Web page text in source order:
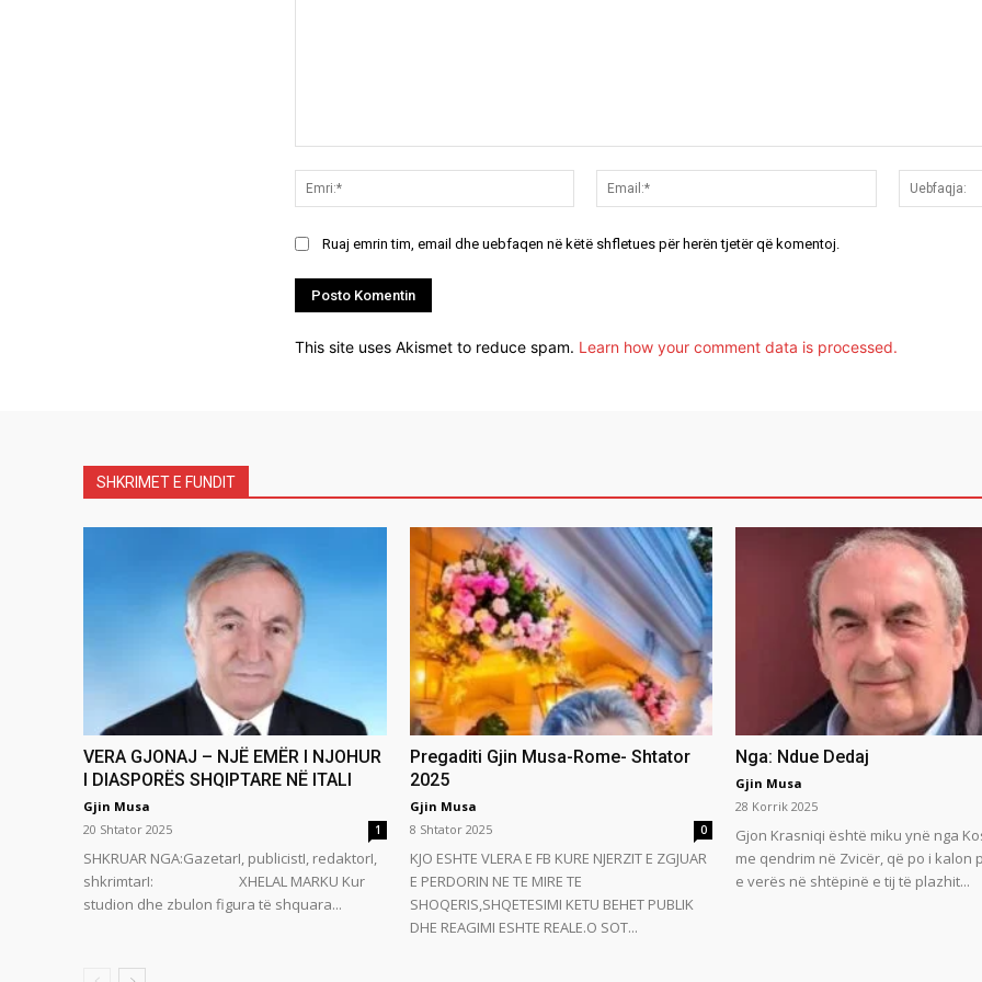
Emri:*
Email:*
Ruaj emrin tim, email dhe uebfaqen në këtë shfletues për herën tjetër që komentoj.
This site uses Akismet to reduce spam. Learn how your comment data is processed.
SHKRIMET E FUNDIT
VERA GJONAJ – NJË EMËR I NJOHUR
I DIASPORËS SHQIPTARE NË ITALI
Gjin Musa
20 Shtator 2025
1
SHKRUAR NGA:GazetarI, publicistI, redaktorI,
shkrimtarI: XHELAL MARKU Kur
studion dhe zbulon figura të shquara...
Pregaditi Gjin Musa-Rome- Shtator
2025
Gjin Musa
8 Shtator 2025
0
KJO ESHTE VLERA E FB KURE NJERZIT E ZGJUAR
E PERDORIN NE TE MIRE TE
SHOQERIS,SHQETESIMI KETU BEHET PUBLIK
DHE REAGIMI ESHTE REALE.O SOT...
Nga: Ndue Dedaj
Gjin Musa
28 Korrik 2025
Gjon Krasniqi është miku ynë nga
me qendrim në Zvicër, që po i kalon
e verës në shtëpinë e tij të plazhit...